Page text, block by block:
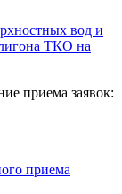
вод и
ТКО на
приема заявок:
приема